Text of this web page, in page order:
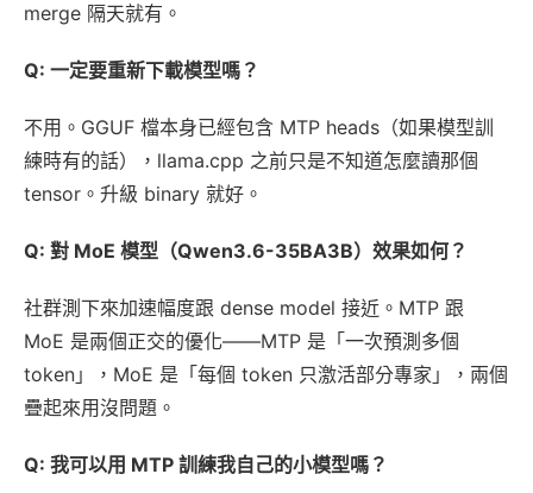
merge 隔天就有。
Q: 一定要重新下載模型嗎？
不用。GGUF 檔本身已經包含 MTP heads（如果模型訓
練時有的話），llama.cpp 之前只是不知道怎麼讀那個
tensor。升級 binary 就好。
Q: 對 MoE 模型（Qwen3.6-35BA3B）效果如何？
社群測下來加速幅度跟 dense model 接近。MTP 跟
MoE 是兩個正交的優化——MTP 是「一次預測多個
token」，MoE 是「每個 token 只激活部分專家」，兩個
疊起來用沒問題。
Q: 我可以用 MTP 訓練我自己的小模型嗎？